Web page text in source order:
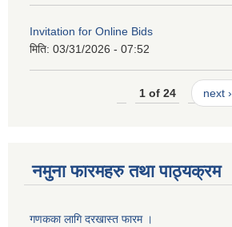
Invitation for Online Bids
मिति: 03/31/2026 - 07:52
1 of 24 next ›
नमुना फारमहरु तथा पाठ्यक्रम
गणकका लागि दरखास्त फारम ।